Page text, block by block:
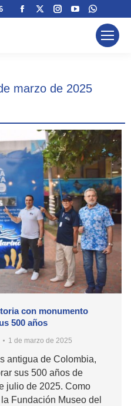
Facebook
windowwindow
Instagram
window
YouTube
opens
window
page
opens
marzo de 2025
con monumento
500 años
1 de marzo de 2025
antigua de Colombia,
sus 500 años de
julio de 2025. Como
Fundación Museo del